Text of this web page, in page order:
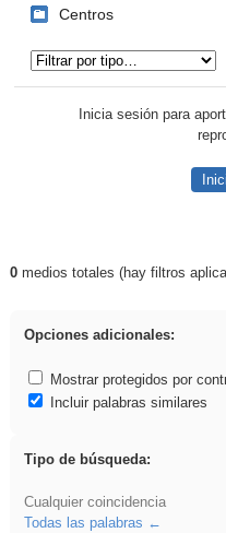
Centros
Inicia sesión para
Resultados de:
0medios totales (hay filtros
Opciones adicionales:
Mostrar protegidos por
Incluir palabras similares
Tipo de búsqueda:
Cualquier coincidencia
Todas las palabras